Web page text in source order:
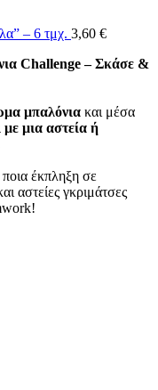
– 6 τμχ. 3,60 €
Challenge – Σκάσε &
μπαλόνια και μέσα
με μια αστεία ή
έκπληξη σε
αστείες γκριμάτσες